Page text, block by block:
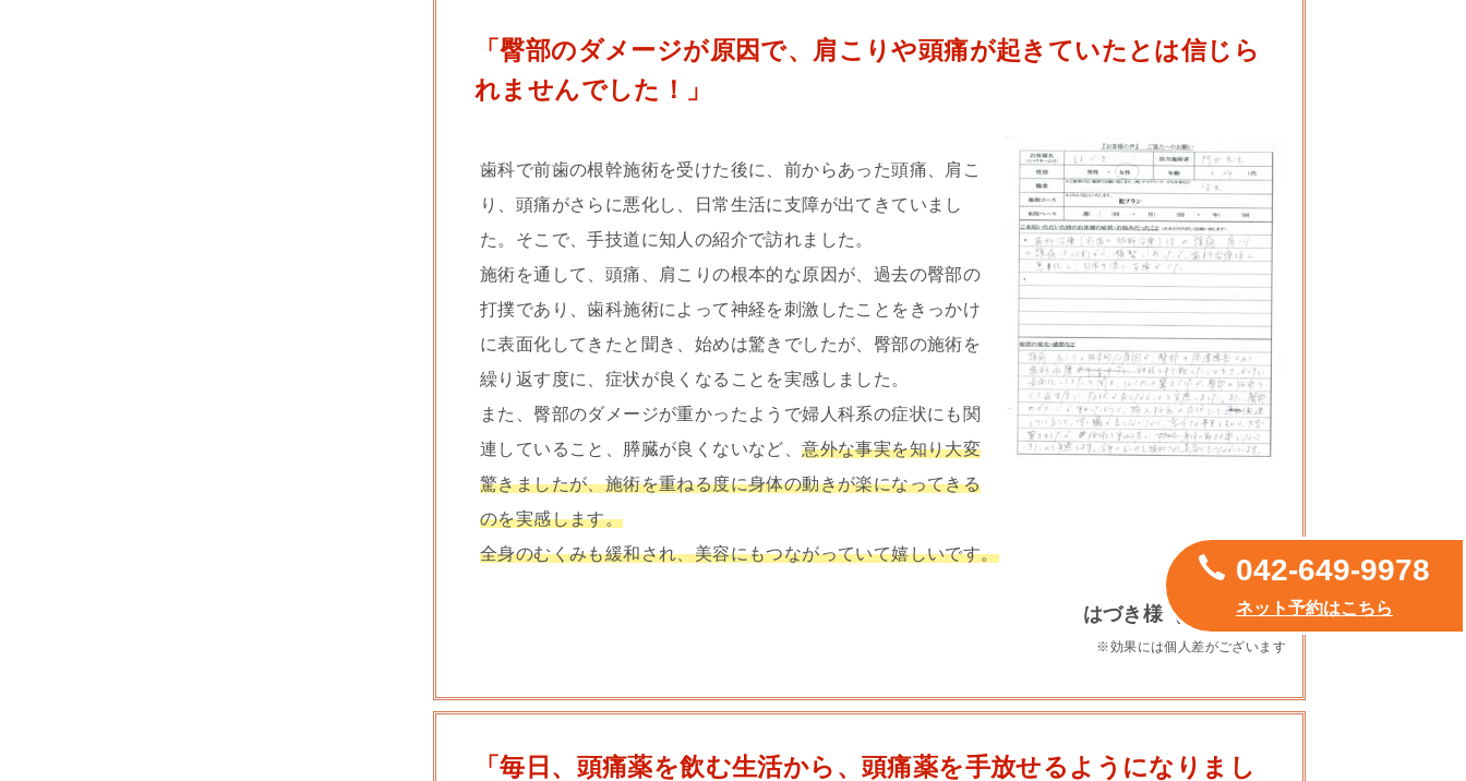
「臀部のダメージが原因で、肩こりや頭痛が起きていたとは信じら
れませんでした！」
歯科で前歯の根幹施術を受けた後に、前からあった頭痛、肩こ
り、頭痛がさらに悪化し、日常生活に支障が出てきていまし
た。そこで、手技道に知人の紹介で訪れました。
施術を通して、頭痛、肩こりの根本的な原因が、過去の臀部の
打撲であり、歯科施術によって神経を刺激したことをきっかけ
に表面化してきたと聞き、始めは驚きでしたが、臀部の施術を
繰り返す度に、症状が良くなることを実感しました。
また、臀部のダメージが重かったようで婦人科系の症状にも関
連していること、膵臓が良くないなど、意外な事実を知り大変
驚きましたが、施術を重ねる度に身体の動きが楽になってきる
のを実感します。
全身のむくみも緩和され、美容にもつながっていて嬉しいです。
はづき様（20代女性）
※効果には個人差がございます
「毎日、頭痛薬を飲む生活から、頭痛薬を手放せるようになりまし
042-649-9978
ネット予約はこちら